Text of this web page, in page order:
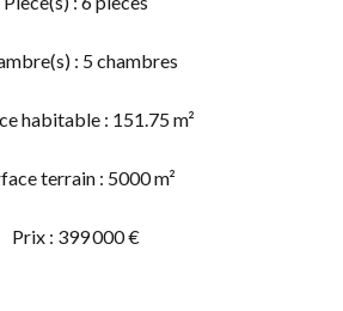
: 5 chambres
habitable : 151.75 m²
terrain : 5000 m²
Prix : 399 000 €